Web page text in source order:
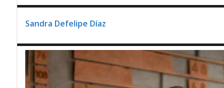
Sandra Defelipe Díaz